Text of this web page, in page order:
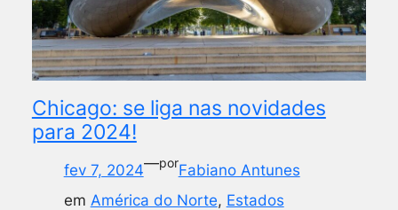
Chicago: se liga nas novidades
para 2024!
fev 7, 2024—porFabiano Antunes
em América do Norte, Estados